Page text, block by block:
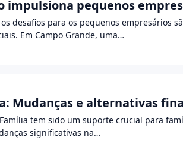
pequenos
desafios para os pequenos empresários
Em Campo Grande, uma…
Mudanças e alternativas
tem sido um suporte crucial para
significativas na…